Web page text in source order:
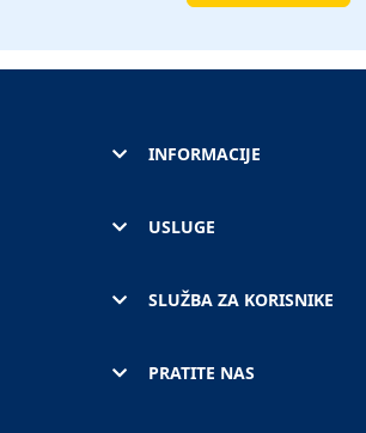
INFORMACIJE
USLUGE
SLUŽBA ZA KORISNIKE
PRATITE NAS